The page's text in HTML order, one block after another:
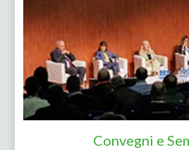
Convegni e